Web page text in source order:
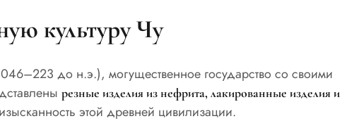
культуру Чу
до н.э.), могущественное государство со своими
резные изделия из нефрита, лакированные изделия и
этой древней цивилизации.